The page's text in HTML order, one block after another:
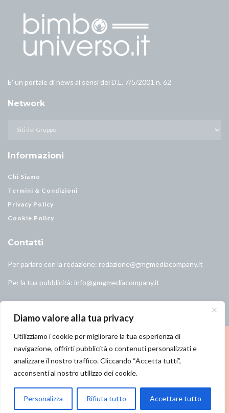
Diamo valore alla tua privacy
Utilizziamo i cookie per migliorare la tua esperienza di
navigazione, offrirti pubblicità o contenuti personalizzati e
analizzare il nostro traffico. Cliccando “Accetta tutti”,
acconsenti al nostro utilizzo dei cookie.
Personalizza Rifiuta tutto Accettare tutto
E’ un portale di news ai sensi del D.L. 7/5/2001 n. 62
Network
Informazioni
Chi Siamo
Termini & Condizioni
Privacy Policy
Cookie Policy
Contatti
Per parlare con la redazione: redazione@gmgmediacompany.it
Per la tua pubblicità: info@gmgmediacompany.it
C.F: MSSGLC89D15L483O | REA: AV - 313130 | Domicilio digitale:
gmgmediacompany@pec.it